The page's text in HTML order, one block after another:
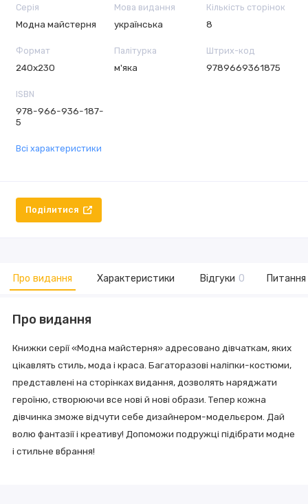
Серія
Модна майстерня
Мова видання
українська
Кількість сторінок
8
Формат
240х230
Палітурка
м'яка
Штрих-код
9789669361875
ISBN
978-966-936-187-
5
Всі характеристики
Поділитися
Про видання Характеристики Відгуки 0 Питання
Про видання
Книжки серії «Модна майстерня» адресовано дівчаткам, яких
цікавлять стиль, мода і краса. Багаторазові наліпки-костюми,
представлені на сторінках видання, дозволять наряджати
героїню, створюючи все нові й нові образи. Тепер кожна
дівчинка зможе відчути себе дизайнером-модельєром. Дай
волю фантазії і креативу! Допоможи подружці підібрати модне
і стильне вбрання!